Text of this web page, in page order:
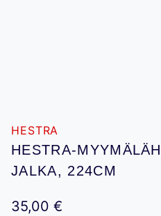
HESTRA
HESTRA-
JALKA, 224CM
35,00 €